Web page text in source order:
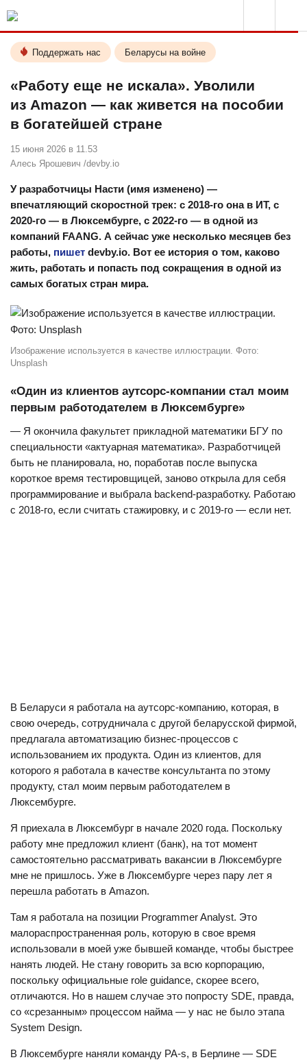
Поддержать нас Беларусы на войне
«Работу еще не искала». Уволили
из Amazon — как живется на пособии
в богатейшей стране
15 июня 2026 в 11.53
Алесь Ярошевич /devby.io
У разработчицы Насти (имя изменено) —
впечатляющий скоростной трек: с 2018-го она в ИТ, с
2020-го — в Люксембурге, с 2022-го — в одной из
компаний FAANG. А сейчас уже несколько месяцев без
работы, пишет devby.io. Вот ее история о том, каково
жить, работать и попасть под сокращения в одной из
самых богатых стран мира.
Изображение используется в качестве иллюстрации. Фото:
Unsplash
«Один из клиентов аутсорс-компании стал моим
первым работодателем в Люксембурге»
— Я окончила факультет прикладной математики БГУ по
специальности «актуарная математика». Разработчицей
быть не планировала, но, поработав после выпуска
короткое время тестировщицей, заново открыла для себя
программирование и выбрала backend-разработку. Работаю
с 2018-го, если считать стажировку, и с 2019-го — если нет.
В Беларуси я работала на аутсорс-компанию, которая, в
свою очередь, сотрудничала с другой беларусской фирмой,
предлагала автоматизацию бизнес-процессов с
использованием их продукта. Один из клиентов, для
которого я работала в качестве консультанта по этому
продукту, стал моим первым работодателем в
Люксембурге.
Я приехала в Люксембург в начале 2020 года. Поскольку
работу мне предложил клиент (банк), на тот момент
самостоятельно рассматривать вакансии в Люксембурге
мне не пришлось. Уже в Люксембурге через пару лет я
перешла работать в Amazon.
Там я работала на позиции Programmer Analyst. Это
малораспространенная роль, которую в свое время
использовали в моей уже бывшей команде, чтобы быстрее
нанять людей. Не стану говорить за всю корпорацию,
поскольку официальные role guidance, скорее всего,
отличаются. Но в нашем случае это попросту SDE, правда,
со «срезанным» процессом найма — у нас не было этапа
System Design.
В Люксембурге наняли команду PA-s, в Берлине — SDE